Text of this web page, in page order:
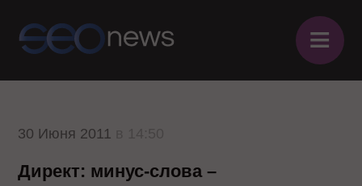
≡
30 Июня 2011
Директ: минус-слова –